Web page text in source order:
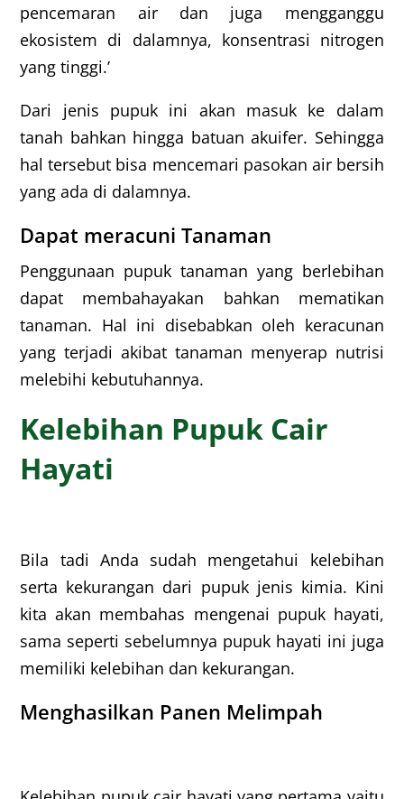
pencemaran air dan juga mengganggu
ekosistem di dalamnya, konsentrasi nitrogen
yang tinggi.’
Dari jenis pupuk ini akan masuk ke dalam
tanah bahkan hingga batuan akuifer. Sehingga
hal tersebut bisa mencemari pasokan air bersih
yang ada di dalamnya.
Dapat meracuni Tanaman
Penggunaan pupuk tanaman yang berlebihan
dapat membahayakan bahkan mematikan
tanaman. Hal ini disebabkan oleh keracunan
yang terjadi akibat tanaman menyerap nutrisi
melebihi kebutuhannya.
Kelebihan Pupuk Cair
Hayati
Bila tadi Anda sudah mengetahui kelebihan
serta kekurangan dari pupuk jenis kimia. Kini
kita akan membahas mengenai pupuk hayati,
sama seperti sebelumnya pupuk hayati ini juga
memiliki kelebihan dan kekurangan.
Menghasilkan Panen Melimpah